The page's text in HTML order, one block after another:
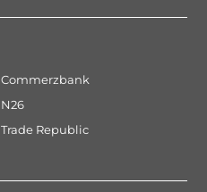
Commerzbank
N26
Trade Republic